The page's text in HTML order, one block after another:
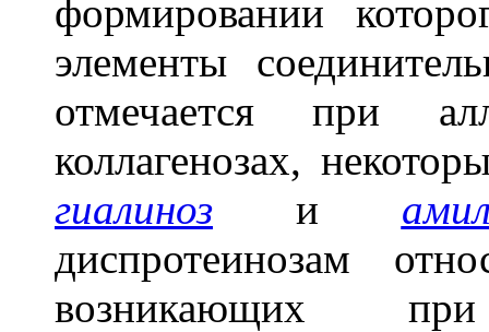
формировании
элементы
отмечается при
коллагенозах,
гиалиноз и
диспротеинозам
возникающих